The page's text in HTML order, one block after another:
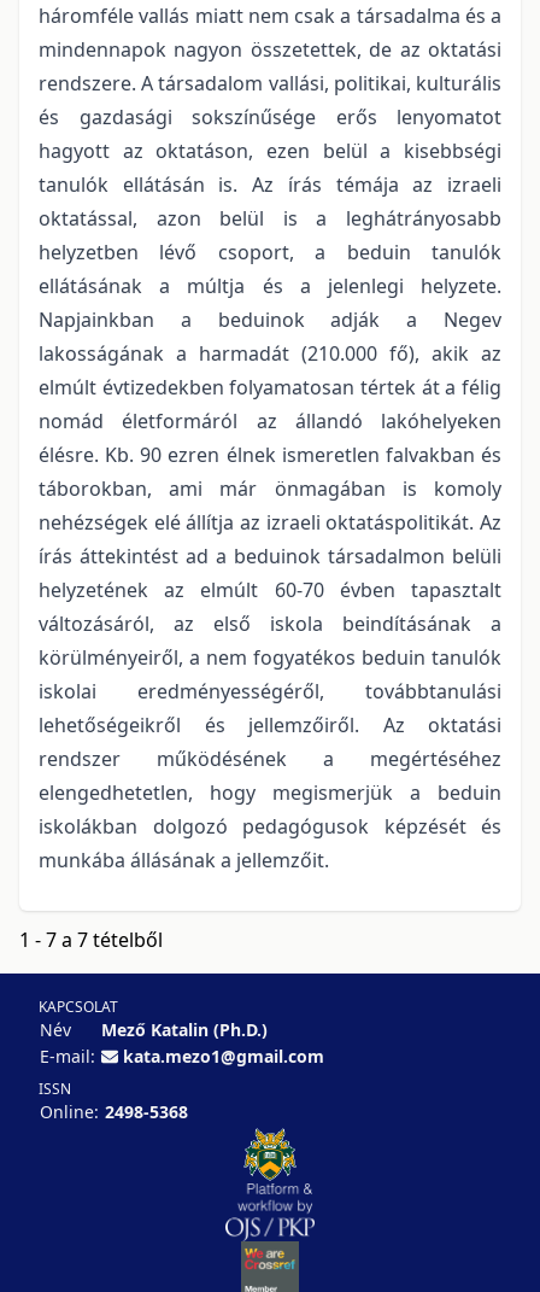
háromféle vallás miatt nem csak a társadalma és a
mindennapok nagyon összetettek, de az oktatási
rendszere. A társadalom vallási, politikai, kulturális
és gazdasági sokszínűsége erős lenyomatot
hagyott az oktatáson, ezen belül a kisebbségi
tanulók ellátásán is. Az írás témája az izraeli
oktatással, azon belül is a leghátrányosabb
helyzetben lévő csoport, a beduin tanulók
ellátásának a múltja és a jelenlegi helyzete.
Napjainkban a beduinok adják a Negev
lakosságának a harmadát (210.000 fő), akik az
elmúlt évtizedekben folyamatosan tértek át a félig
nomád életformáról az állandó lakóhelyeken
élésre. Kb. 90 ezren élnek ismeretlen falvakban és
táborokban, ami már önmagában is komoly
nehézségek elé állítja az izraeli oktatáspolitikát. Az
írás áttekintést ad a beduinok társadalmon belüli
helyzetének az elmúlt 60-70 évben tapasztalt
változásáról, az első iskola beindításának a
körülményeiről, a nem fogyatékos beduin tanulók
iskolai eredményességéről, továbbtanulási
lehetőségeikről és jellemzőiről. Az oktatási
rendszer működésének a megértéséhez
elengedhetetlen, hogy megismerjük a beduin
iskolákban dolgozó pedagógusok képzését és
munkába állásának a jellemzőit.
1 - 7 a 7 tételből
KAPCSOLAT
Név
Mező Katalin (Ph.D.)
E-mail:
kata.mezo1@gmail.com
ISSN
Online: 2498-5368